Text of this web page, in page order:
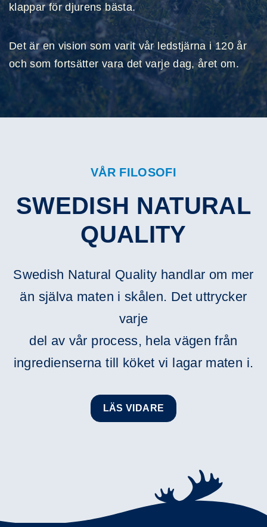
klappar för djurens bästa.
Det är en vision som varit vår ledstjärna i 120 år
och som fortsätter vara det varje dag, året om.
VÅR FILOSOFI
SWEDISH NATURAL
QUALITY
Swedish Natural Quality handlar om mer
än själva maten i skålen. Det uttrycker
varje
del av vår process, hela vägen från
ingredienserna till köket vi lagar maten i.
LÄS VIDARE